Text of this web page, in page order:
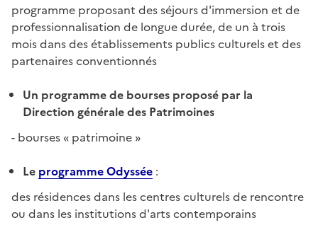
programme proposant des séjours d'immersion et de
professionnalisation de longue durée, de un à trois
mois dans des établissements publics culturels et des
partenaires conventionnés
Un programme de bourses proposé par la
Direction générale des Patrimoines
- bourses « patrimoine »
Le programmeOdyssée :
des résidences dans les centres culturels de rencontre
ou dans les institutions d'arts contemporains